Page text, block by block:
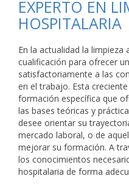
EXPERTO EN
HOSPITALARIA
En la actualidad la limpieza
cualificación para ofrecer
satisfactoriamente a las
en el trabajo. Esta
formación específica que
las bases teóricas y
desee orientar su
mercado laboral, o de
mejorar su formación. A
los conocimientos
hospitalaria de forma